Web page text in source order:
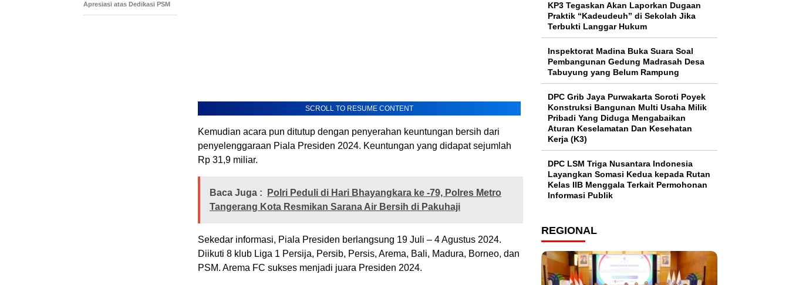
SCROLL TO RESUME CONTENT
Kemudian acara pun ditutup dengan penyerahan keuntungan bersih dari
penyelenggaraan Piala Presiden 2024. Keuntungan yang didapat sejumlah
Rp 31,9 miliar.
Baca Juga :
Polri Peduli di Hari Bhayangkara ke -79, Polres Metro
Tangerang Kota Resmikan Sarana Air Bersih di Pakuhaji
Sekedar informasi, Piala Presiden berlangsung 19 Juli – 4 Agustus 2024.
Diikuti 8 klub Liga 1 Persija, Persib, Persis, Arema, Bali, Madura, Borneo, dan
PSM. Arema FC sukses menjadi juara Presiden 2024.
Apresiasi atas Dedikasi PSM
KP3 Tegaskan Akan Laporkan Dugaan
Praktik “Kadeudeuh” di Sekolah Jika
Terbukti Langgar Hukum
Inspektorat Madina Buka Suara Soal
Pembangunan Gedung Madrasah Desa
Tabuyung yang Belum Rampung
DPC Grib Jaya Purwakarta Soroti Poyek
Konstruksi Bangunan Multi Usaha Milik
Pribadi Yang Diduga Mengabaikan
Aturan Keselamatan Dan Kesehatan
Kerja (K3)
DPC LSM Triga Nusantara Indonesia
Layangkan Somasi Kedua kepada Rutan
Kelas IIB Menggala Terkait Permohonan
Informasi Publik
REGIONAL